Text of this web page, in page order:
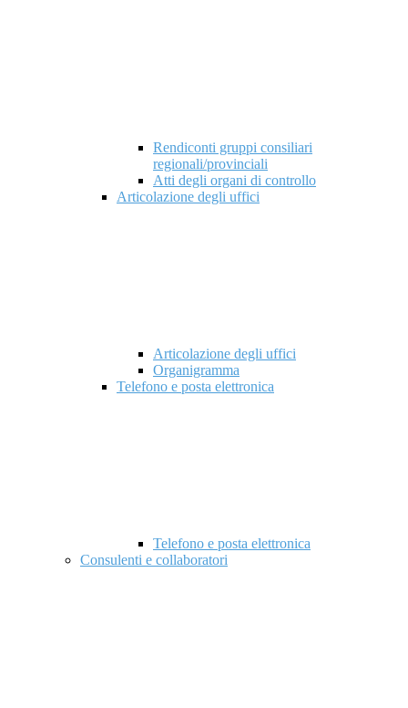
Rendiconti gruppi consiliari
regionali/provinciali
Atti degli organi di controllo
Articolazione degli uffici
Articolazione degli uffici
Organigramma
Telefono e posta elettronica
Telefono e posta elettronica
Consulenti e collaboratori